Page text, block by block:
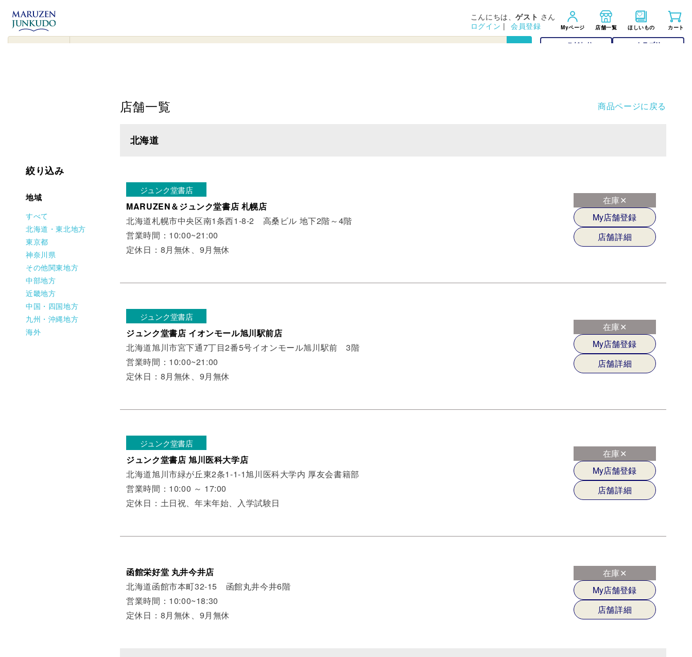
コンテンツ
に進む
▾ こだわり カテゴリー
こんにちは、ゲスト さん
ログイン | 会員登録 Myページ 店舗一覧 ほしいもの カート
絞り込み
地域
すべて
北海道・東北地方
東京都
神奈川県
その他関東地方
中部地方
近畿地方
中国・四国地方
九州・沖縄地方
海外
店舗一覧 商品ページに戻る
北海道
ジュンク堂書店
MARUZEN＆ジュンク堂書店 札幌店
北海道札幌市中央区南1条西1-8-2 高桑ビル 地下2階～4階
営業時間：10:00~21:00
定休日：8月無休、9月無休
在庫✕
My店舗登録
店舗詳細
ジュンク堂書店
ジュンク堂書店 イオンモール旭川駅前店
北海道旭川市宮下通7丁目2番5号イオンモール旭川駅前 3階
営業時間：10:00~21:00
定休日：8月無休、9月無休
在庫✕
My店舗登録
店舗詳細
ジュンク堂書店
ジュンク堂書店 旭川医科大学店
北海道旭川市緑が丘東2条1-1-1旭川医科大学内 厚友会書籍部
営業時間：10:00 ～ 17:00
定休日：土日祝、年末年始、入学試験日
在庫✕
My店舗登録
店舗詳細
函館栄好堂 丸井今井店
北海道函館市本町32-15 函館丸井今井6階
営業時間：10:00~18:30
定休日：8月無休、9月無休
在庫✕
My店舗登録
店舗詳細